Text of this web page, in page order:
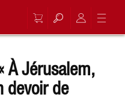
À Jérusalem,
devoir de